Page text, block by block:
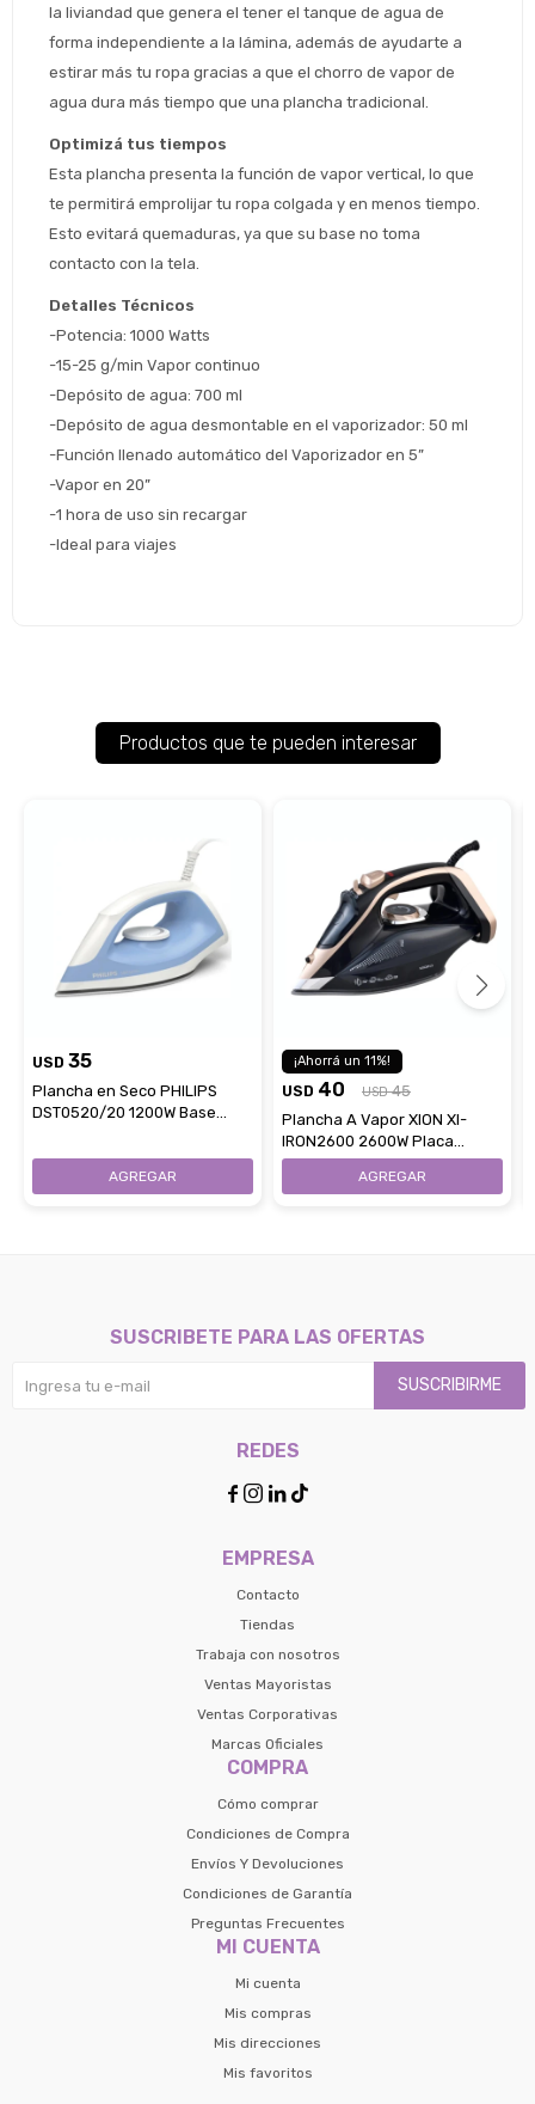
la liviandad que genera el tener el tanque de agua de
forma independiente a la lámina, además de ayudarte a
estirar más tu ropa gracias a que el chorro de vapor de
agua dura más tiempo que una plancha tradicional.
Optimizá tus tiempos
Esta plancha presenta la función de vapor vertical, lo que
te permitirá emprolijar tu ropa colgada y en menos tiempo.
Esto evitará quemaduras, ya que su base no toma
contacto con la tela.
Detalles Técnicos
-Potencia: 1000 Watts
-15-25 g/min Vapor continuo
-Depósito de agua: 700 ml
-Depósito de agua desmontable en el vaporizador: 50 ml
-Función llenado automático del Vaporizador en 5”
-Vapor en 20”
-1 hora de uso sin recargar
-Ideal para viajes
Productos que te pueden interesar
USD 35
Plancha en Seco PHILIPS
DST0520/20 1200W Base
11
USD 40 USD 45
Plancha A Vapor XION XI-
IRON2600 2600W Placa
Cerámica Tamaño XL
EMPRESA
Contacto
Tiendas
Trabaja con nosotros
Ventas Mayoristas
Ventas Corporativas
Marcas Oficiales
COMPRA
Cómo comprar
Condiciones de Compra
Envíos Y Devoluciones
Condiciones de Garantía
Preguntas Frecuentes
MI CUENTA
Mi cuenta
Mis compras
Mis direcciones
Mis favoritos
SUSCRIBETE PARA LAS OFERTAS
SUSCRIBIRME
REDES
   
Comprá ahora y Pagá
Después, hasta en 12
cuotas y sin tocar tu
tarjeta de crédito
* sujeto aprobación crediticia
Día Mes
Continuar
Volver al inicio
Estimado/a
¡Tenés hasta
para comprar en las cuotas
Seleccioná Pago Después como metodo
de pago
Ups!
Parece que no tenes oferta, lamentamos
el inconveniente, por cualquier duda
preguntas@pagodespues.com.uy
¡Algo salió mal!
Por favor intenta nuevamente mas tarde.